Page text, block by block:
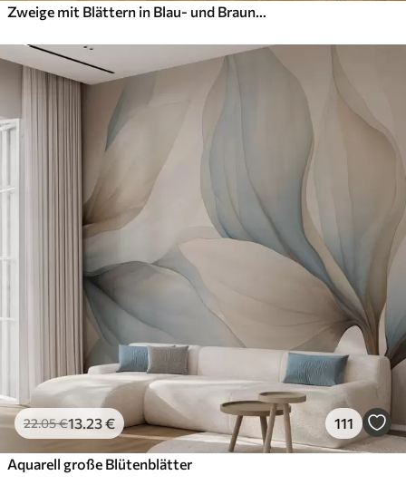
22.05€13.23€ 111
Aquarell große Blütenblätter